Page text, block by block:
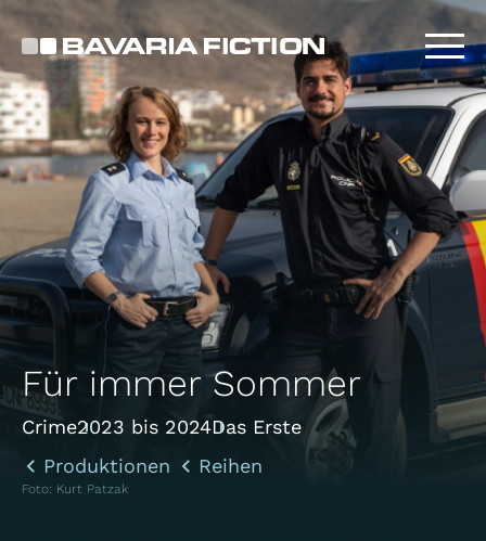
Direkt
zum
Inhalt
Für immer Sommer
Crime2023 bis 2024Das Erste
Produktionen
Reihen
Foto: Kurt Patzak